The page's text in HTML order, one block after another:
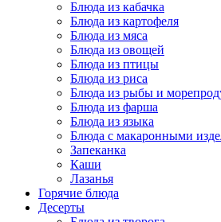
Блюда из кабачка
Блюда из картофеля
Блюда из мяса
Блюда из овощей
Блюда из птицы
Блюда из риса
Блюда из рыбы и
Блюда из фарша
Блюда из языка
Блюда с макаронными
Запеканка
Каши
Лазанья
Горячие блюда
Десерты